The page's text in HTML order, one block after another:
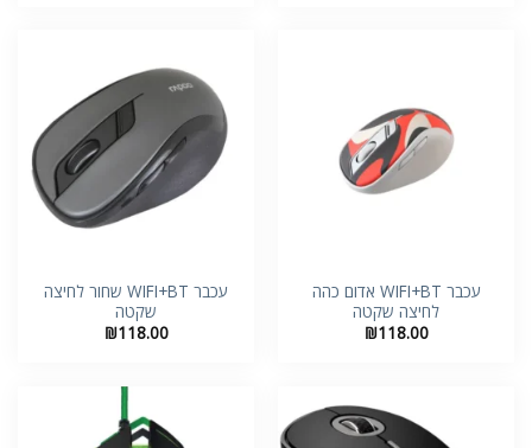
עכבר WIFI+BT אדום כהה
לחיצה שקטה
₪118.00
עכבר WIFI+BT שחור לחיצה
שקטה
₪118.00